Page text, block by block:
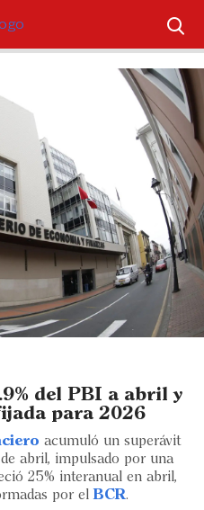
del PBI a abril y
para 2026
acumuló un superávit
abril, impulsado por una
25% interanual en abril,
por el
BCR.